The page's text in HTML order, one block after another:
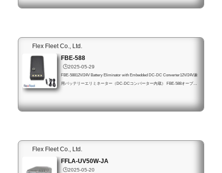
-TD588UV-JA製品画像本体 注意屋内での充電を前提としているため、本製
Flex Fleet Co., Ltd.
FBE-588
🕒️2025-05-29
FBE-58812V/24V Battery Eliminator with Embedded DC-DC Converter12V/24V兼
用バッテリーエリミネーター（DC-DCコンバーター内蔵） FBE-588オープン
ー装着部に装着し、直流12V、または直流24Vの自動車シガレットライタープ
Flex Fleet Co., Ltd.
FFLA-UV50W-JA
🕒️2025-05-20